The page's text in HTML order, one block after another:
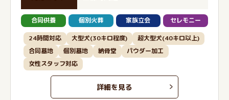
合同供養 個別火葬 家族立会 セレモニー
24時間対応 大型犬(30キロ程度)
超大型犬(40キロ以上)
合同墓地
個別墓地 納骨堂
パウダー加工
女性スタッフ対応
詳細を見る